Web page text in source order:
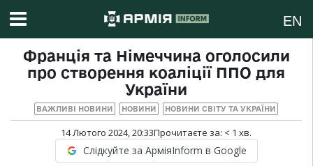
EN
Франція та Німеччина оголосили
про створення коаліції ППО для
України
ВАЖЛИВІ НОВИНИ НОВИНИ НОВИНИ СВІТУ ТА УКРАЇНИ
14 Лютого 2024, 20:33Прочитаєте за: < 1 хв.
Слідкуйте за АрміяInform в Google